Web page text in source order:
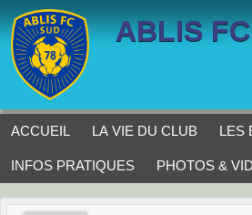
ABLIS
ACCUEIL LA VIE DU CLUB LES
INFOS PRATIQUES PHOTOS &
Panneau de gestion des cookies